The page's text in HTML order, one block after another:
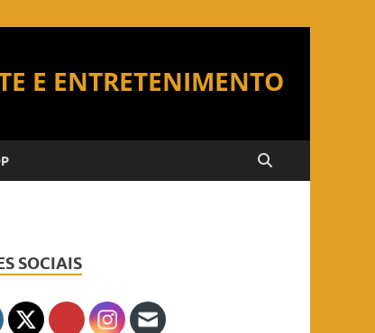
SOCIAIS